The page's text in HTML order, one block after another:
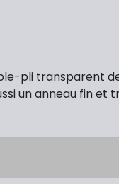
pli transparent
un anneau fin